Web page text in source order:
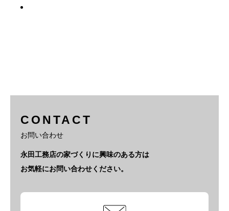
CONTACT
お問い合わせ
永田工務店の家づくりに興味のある方は
お気軽にお問い合わせください。